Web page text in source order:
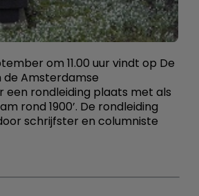
om 11.00 uur vindt op De
de Amsterdamse
rondleiding plaats met als
rond 1900’. De rondleiding
schrijfster en columniste